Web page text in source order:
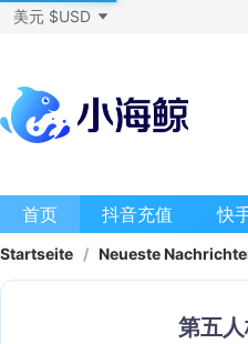
美元 $USD
首页 抖音充值 快
Startseite / Neueste
第五